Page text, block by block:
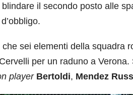
il secondo posto alle
sei elementi della squadra
per un raduno a Verona.
player Bertoldi, Mendez